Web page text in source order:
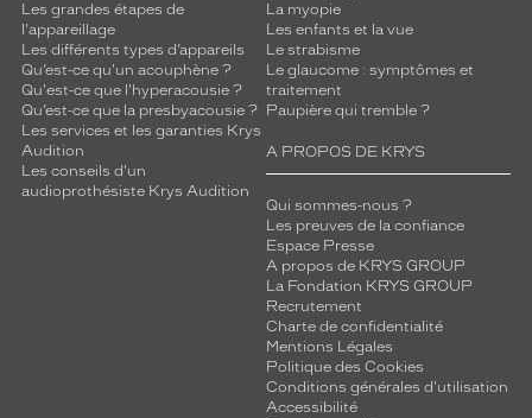
Les grandes étapes de
l'appareillage
Les différents types d’appareils
Qu’est-ce qu'un acouphène ?
Qu'est-ce que l'hyperacousie ?
Qu’est-ce que la presbyacousie ?
Les services et les garanties Krys
Audition
Les conseils d'un
audioprothésiste Krys Audition
La myopie
Les enfants et la vue
Le strabisme
Le glaucome : symptômes et
traitement
Paupière qui tremble ?
A PROPOS DE KRYS
Qui sommes-nous ?
Les preuves de la confiance
Espace Presse
A propos de KRYS GROUP
La Fondation KRYS GROUP
Recrutement
Charte de confidentialité
Mentions Légales
Politique des Cookies
Conditions générales d'utilisation
Accessibilité